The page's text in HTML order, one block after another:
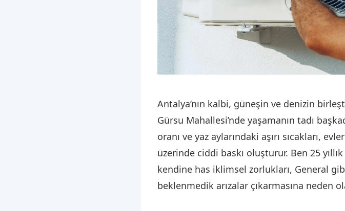
Antalya’nın kalbi, güneşin ve denizin
Gürsu Mahallesi’nde yaşamanın tadı
oranı ve yaz aylarındaki aşırı sıcakları,
üzerinde ciddi baskı oluşturur. Ben 25
kendine has iklimsel zorlukları, General
beklenmedik arızalar çıkarmasına neden